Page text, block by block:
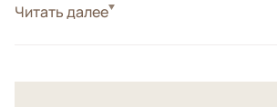
СтильСовременные
Читать далее